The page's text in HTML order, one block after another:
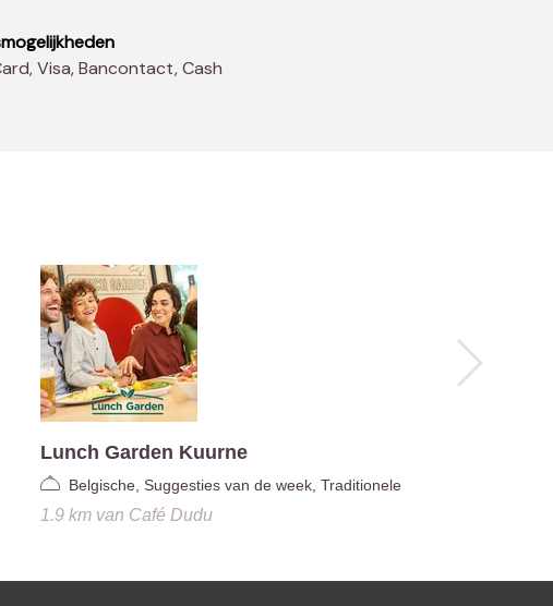
Visa, Bancontact, Cash
Lunch Garden Kuurne
Belgische, Suggesties van de week, Traditionele
1.9 kmvan Café Dudu